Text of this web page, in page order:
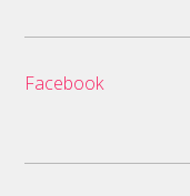
Facebook